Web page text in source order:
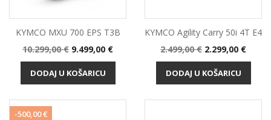
KYMCO MXU 700 EPS T3B
Standardna
cijena
10.299,00 € Cijena
9.499,00 €
DODAJ U KOŠARICU
KYMCO Agility Carry 50i 4T E4
Standardna
cijena
2.499,00 € Cijena
2.299,00 €
DODAJ U KOŠARICU
-500,00 €